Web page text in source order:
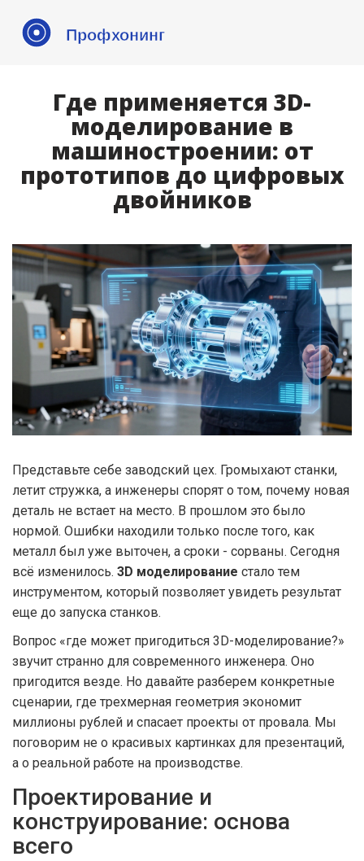
Где применяется 3D-
моделирование в
машиностроении: от
прототипов до цифровых
двойников
Представьте себе заводский цех. Громыхают станки,
летит стружка, а инженеры спорят о том, почему новая
деталь не встает на место. В прошлом это было
нормой. Ошибки находили только после того, как
металл был уже выточен, а сроки - сорваны. Сегодня
всё изменилось. 3D моделирование стало тем
инструментом, который позволяет увидеть результат
еще до запуска станков.
Вопрос «где может пригодиться 3D-моделирование?»
звучит странно для современного инженера. Оно
пригодится везде. Но давайте разберем конкретные
сценарии, где трехмерная геометрия экономит
миллионы рублей и спасает проекты от провала. Мы
поговорим не о красивых картинках для презентаций,
а о реальной работе на производстве.
Проектирование и
конструирование: основа
всего